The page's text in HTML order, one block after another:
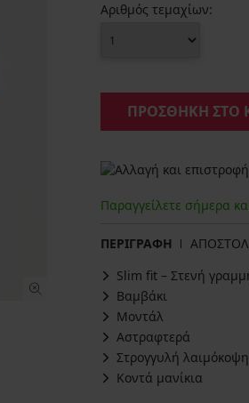
Αριθμός τεμαχίων:
ΠΡΟΣΘΗΚΗ ΣΤΟ
Παραγγείλετε σήμερα
ΠΕΡΙΓΡΑΦΗ
Slim fit – Στενή
Βαμβάκι
Μοντάλ
Αστραφτερά
Στρογγυλή λαιμόκοψη
Κοντά μανίκια